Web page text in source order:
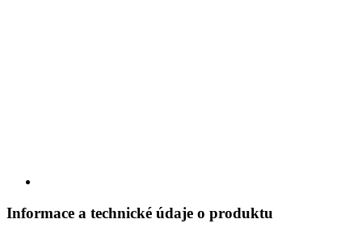
Informace a technické údaje o produktu